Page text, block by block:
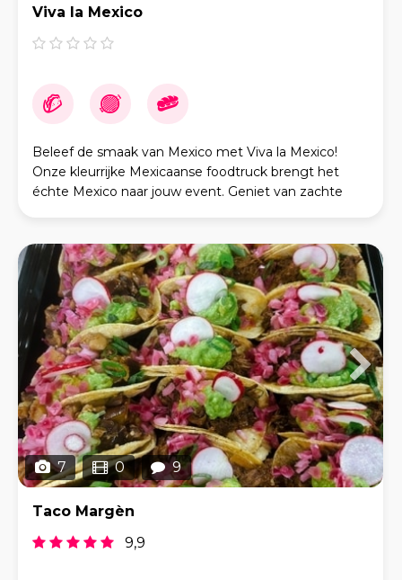
Viva la Mexico
Beleef de smaak van Mexico met Viva la Mexico!
Onze kleurrijke Mexicaanse foodtruck brengt het
échte Mexico naar jouw event. Geniet van zachte
7 0 9
Taco Margèn
9,9